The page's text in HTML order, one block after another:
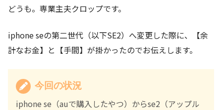
どうも。専業主夫クロップです。
iphone seの第二世代（以下SE2）へ変更した際に、【余
計なお金】と【手間】が掛かったのでお伝えします。
今回の状況
iphone se（auで購入したやつ）からse2（アップル